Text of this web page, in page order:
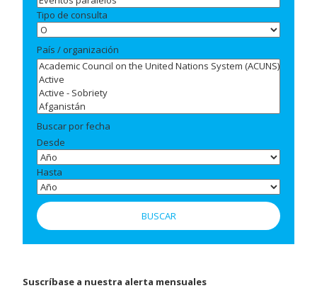
Tipo de consulta
País / organización
Buscar por fecha
Desde
Hasta
Suscríbase a nuestra alerta mensuales